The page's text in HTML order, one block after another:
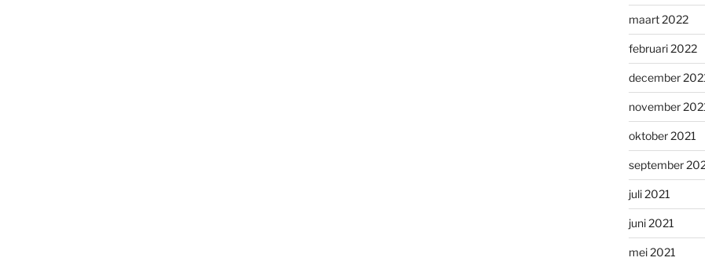
maart 2022
februari 2022
december
november
oktober 2021
september
juli 2021
juni 2021
mei 2021